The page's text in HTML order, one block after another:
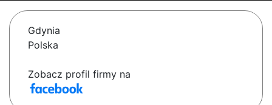
Gdynia
Polska
Zobacz profil firmy na